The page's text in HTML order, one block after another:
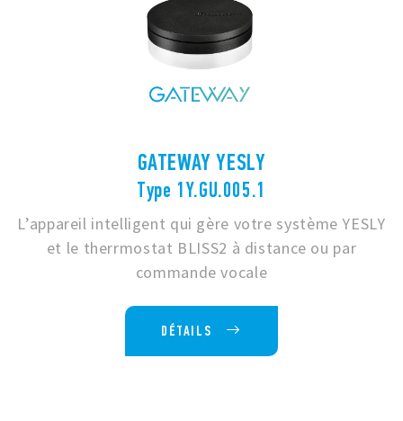
GATEWAY YESLY
Type 1Y.GU.005.1
L’appareil intelligent qui gère votre système YESLY
et le therrmostat BLISS2 à distance ou par
commande vocale
DÉTAILS